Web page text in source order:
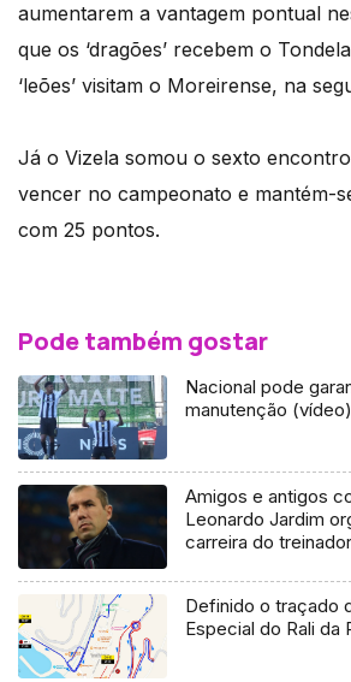
aumentarem a vantagem pontual
que os ‘dragões’ recebem o
‘leões’ visitam o Moreirense, na
Já o Vizela somou o sexto
vencer no campeonato e mantém-
com 25 pontos.
Pode também gostar
Nacional pode
manutenção (vídeo)
Amigos e antigos
Leonardo Jardim
carreira do
Definido o traçado
Especial do Rali da